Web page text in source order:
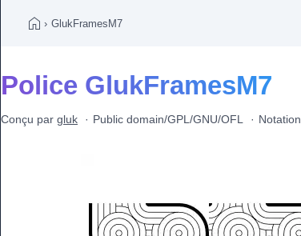
› GlukFramesM7
Police GlukFramesM7
Conçu par gluk Public domain/GPL/GNU/OFL Notation